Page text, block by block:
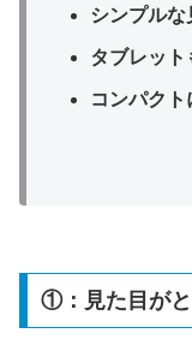
シンプルな
タブレッ
コンパク
①：見た目が